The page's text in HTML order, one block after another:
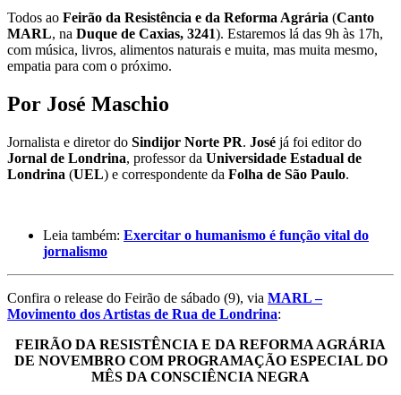
Todos ao Feirão da Resistência e da Reforma Agrária (Canto
MARL, na Duque de Caxias, 3241). Estaremos lá das 9h às 17h,
com música, livros, alimentos naturais e muita, mas muita mesmo,
empatia para com o próximo.
Por José Maschio
Jornalista e diretor do Sindijor Norte PR. José já foi editor do
Jornal de Londrina, professor da Universidade Estadual de
Londrina (UEL) e correspondente da Folha de São Paulo.
Leia também: Exercitar o humanismo é função vital do
jornalismo
Confira o release do Feirão de sábado (9), via MARL –
Movimento dos Artistas de Rua de Londrina:
FEIRÃO DA RESISTÊNCIA E DA REFORMA AGRÁRIA
DE NOVEMBRO COM PROGRAMAÇÃO ESPECIAL DO
MÊS DA CONSCIÊNCIA NEGRA